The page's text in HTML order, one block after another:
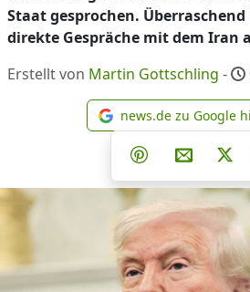
Staat gesprochen.
direkte Gespräche mit dem Iran
Erstellt von Martin Gottschling -
news.de zu Google
Teilen aufTeilen
Teilen auf
Per E-